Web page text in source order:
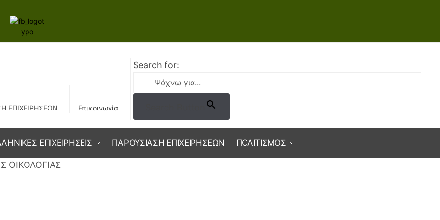
ΕΠΙΧΕΙΡΗΣΕΩΝ Επικοινωνία
Search for:
ΕΠΙΧΕΙΡΗΣΕΙΣ ΠΑΡΟΥΣΙΑΣΗ ΕΠΙΧΕΙΡΗΣΕΩΝ ΠΟΛΙΤΙΣΜΟΣ
ΟΙΚΟΛΟΓΙΑΣ